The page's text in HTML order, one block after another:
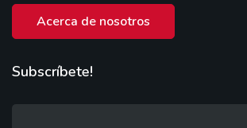
Acerca de nosotros
Subscríbete!